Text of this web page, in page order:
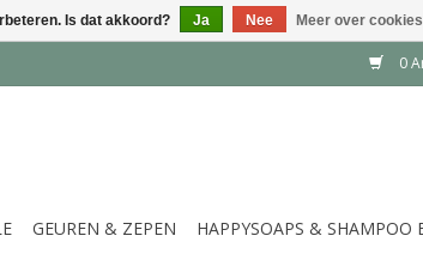
0
GEUREN & ZEPEN HAPPYSOAPS & SHAMPOO
Is dat akkoord? Ja Nee Meer over